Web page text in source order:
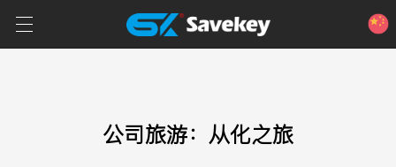
智能产品公司旅游：从化之旅